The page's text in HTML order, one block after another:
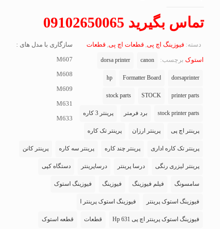
تماس بگیرید 09102650065
سازگاری با مدل های :
M607
M608
M609
M631
M633
دسته: فیوزینگ اچ پی, قطعات اچ پی, قطعات
استوک برچسب: canon
dorsa printer
dorsaprinter
Formatter Board
hp
printer parts
STOCK
stock parts
stock printer parts برد فرمتر پرینتر 3 کاره
پرینتر اچ پی پرینتر ارزان پرینتر تک کاره
پرینتر تک کاره اداری پرینتر چند کاره پرینتر سه کاره پرینتر کانن
پرینتر لیزری رنگی درسا پرینتر درساپرینتر دستگاه کپی
سامسونگ فیلم فیوزینگ فیوزینگ فیوزینگ استوک
فیوزینگ استوک پرینتر فیوزینگ استوک پرینتر ا
فیوزینگ استوک پرینتر اچ پی Hp 631 قطعات قطعه استوک